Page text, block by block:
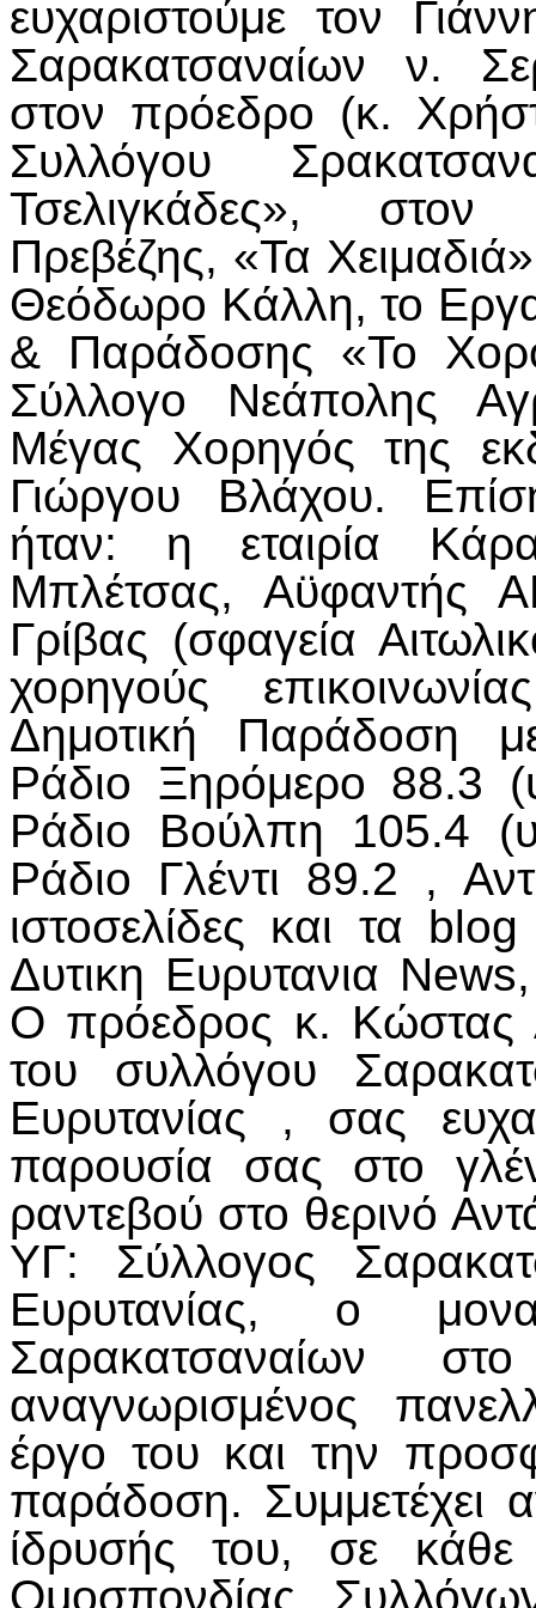
ευχαριστούμε τον
Σαρακατσαναίων ν.
στον πρόεδρο (κ.
Συλλόγου
Τσελιγκάδες», στον
Πρεβέζης, «Τα
Θεόδωρο Κάλλη, το
& Παράδοσης «Το
Σύλλογο Νεάπολης
Μέγας Χορηγός της
Γιώργου Βλάχου.
ήταν: η εταιρία
Μπλέτσας, Αϋφαντής
Γρίβας (σφαγεία
χορηγούς
Δημοτική Παράδοση
Ράδιο Ξηρόμερο 88.3
Ράδιο Βούλπη 105.4
Ράδιο Γλέντι 89.2 ,
ιστοσελίδες και τα
Δυτικη Ευρυτανια
Ο πρόεδρος κ. Κώστας
του συλλόγου
Ευρυτανίας , σας
παρουσία σας στο
ραντεβού στο θερινό
ΥΓ: Σύλλογος
Ευρυτανίας, ο
Σαρακατσαναίων
αναγνωρισμένος
έργο του και την
παράδοση. Συμμετέχει
ίδρυσής του, σε κάθε
Ομοσπονδίας